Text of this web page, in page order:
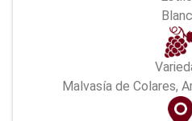
Malvasía de Colares,